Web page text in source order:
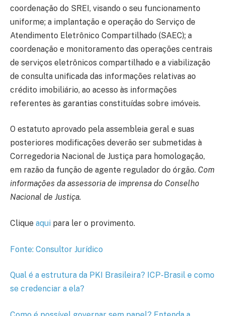
coordenação do SREI, visando o seu funcionamento
uniforme; a implantação e operação do Serviço de
Atendimento Eletrônico Compartilhado (SAEC); a
coordenação e monitoramento das operações centrais
de serviços eletrônicos compartilhado e a viabilização
de consulta unificada das informações relativas ao
crédito imobiliário, ao acesso às informações
referentes às garantias constituídas sobre imóveis.
O estatuto aprovado pela assembleia geral e suas
posteriores modificações deverão ser submetidas à
Corregedoria Nacional de Justiça para homologação,
em razão da função de agente regulador do órgão. Com
informações da assessoria de imprensa do Conselho
Nacional de Justiça.
Clique aqui para ler o provimento.
Fonte: Consultor Jurídico
Qual é a estrutura da PKI Brasileira? ICP-Brasil e como
se credenciar a ela?